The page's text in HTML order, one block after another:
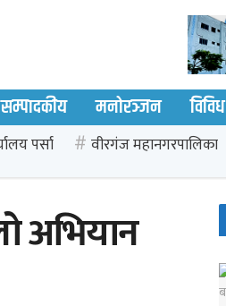
सम्पादकीय मनोरञ्जन विविध
पर्सा वीरगंज महानगरपालिका
अभियान